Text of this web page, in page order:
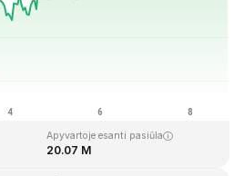
08, 19:41 GMT+0
Apyvartoje esanti pasiūla
20.07 M